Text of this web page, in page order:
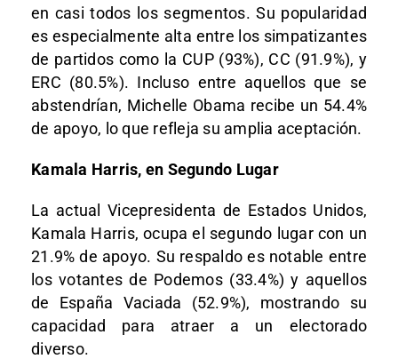
en casi todos los segmentos. Su popularidad
es especialmente alta entre los simpatizantes
de partidos como la CUP (93%), CC (91.9%), y
ERC (80.5%). Incluso entre aquellos que se
abstendrían, Michelle Obama recibe un 54.4%
de apoyo, lo que refleja su amplia aceptación.
Kamala Harris, en Segundo Lugar
La actual Vicepresidenta de Estados Unidos,
Kamala Harris, ocupa el segundo lugar con un
21.9% de apoyo. Su respaldo es notable entre
los votantes de Podemos (33.4%) y aquellos
de España Vaciada (52.9%), mostrando su
capacidad para atraer a un electorado
diverso.